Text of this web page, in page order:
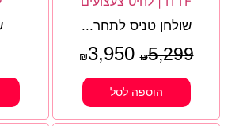
שולחן טניס לתחר...
₪5,299
₪3,950
הוספה לסל